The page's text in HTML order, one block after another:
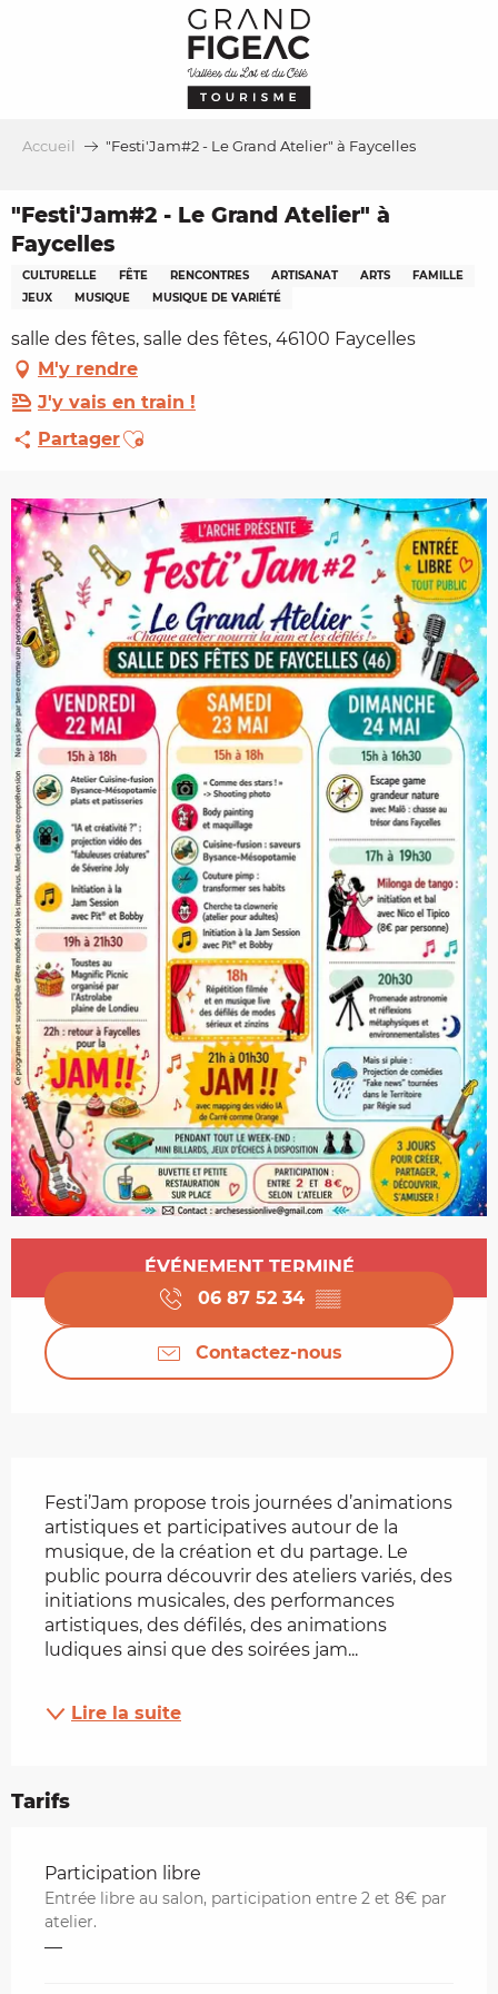
Accueil "Festi'Jam#2 - Le Grand Atelier" à Faycelles
"Festi'Jam#2 - Le Grand Atelier" à
Faycelles
CULTURELLE FÊTE RENCONTRES ARTISANAT ARTS
FAMILLE
JEUX
MUSIQUE MUSIQUE DE VARIÉTÉ
salle des fêtes, salle des fêtes, 46100 Faycelles
M'y rendre
J'y vais en train !
PartagerAjouter aux favoris
Ouverture et coordonnées
ÉVÉNEMENT TERMINÉ
06 87 52 34 ▒▒
Contactez-nous
Festi’Jam propose trois journées d’animations
artistiques et participatives autour de la
musique, de la création et du partage. Le
public pourra découvrir des ateliers variés, des
initiations musicales, des performances
artistiques, des défilés, des animations
ludiques ainsi que des soirées jam...
Lire la suite
Tarifs
Tarifs 2026
Participation libre
Entrée libre au salon, participation entre 2 et 8€ par
atelier.
—